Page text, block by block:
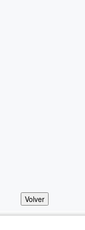
Volver